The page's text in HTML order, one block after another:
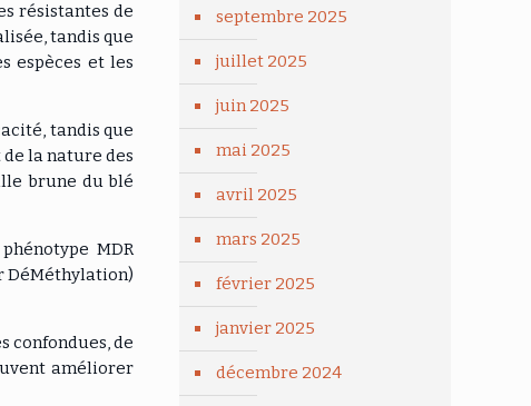
résistantes de
tandis que
espèces et les
tandis que
la nature des
brune du blé
MDR
DéMéthylation)
confondues, de
améliorer
septembre 2025
juillet 2025
juin 2025
mai 2025
avril 2025
mars 2025
février 2025
janvier 2025
décembre 2024